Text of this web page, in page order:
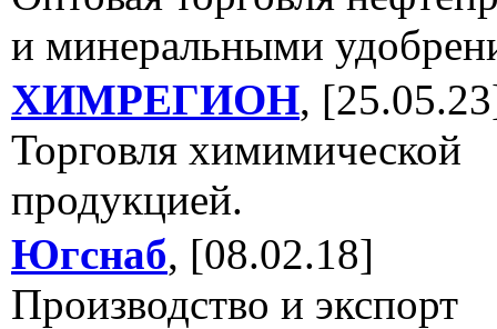
и минеральными
ХИМРЕГИОН,
Торговля химимической
продукцией.
Югснаб, [08.02.18]
Производство и экспорт